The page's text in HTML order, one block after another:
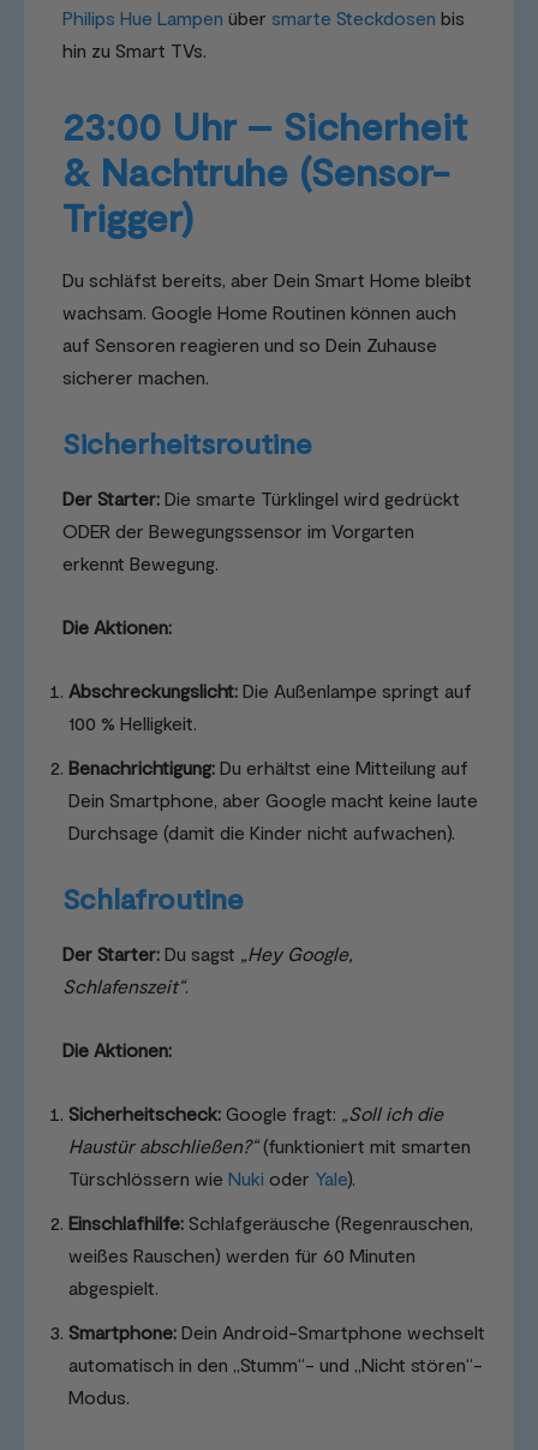
Philips Hue Lampen über smarte Steckdosen bis
hin zu Smart TVs.
23:00 Uhr – Sicherheit
& Nachtruhe (Sensor-
Trigger)
Du schläfst bereits, aber Dein Smart Home bleibt
wachsam. Google Home Routinen können auch
auf Sensoren reagieren und so Dein Zuhause
sicherer machen.
Sicherheitsroutine
Der Starter: Die smarte Türklingel wird gedrückt
ODER der Bewegungssensor im Vorgarten
erkennt Bewegung.
Die Aktionen:
Abschreckungslicht: Die Außenlampe springt auf
100 % Helligkeit.
Benachrichtigung: Du erhältst eine Mitteilung auf
Dein Smartphone, aber Google macht keine laute
Durchsage (damit die Kinder nicht aufwachen).
Schlafroutine
Der Starter: Du sagst „Hey Google,
Schlafenszeit“.
Die Aktionen:
Sicherheitscheck: Google fragt: „Soll ich die
Haustür abschließen?“(funktioniert mit smarten
Türschlössern wie Nuki oder Yale).
Einschlafhilfe: Schlafgeräusche (Regenrauschen,
weißes Rauschen) werden für 60 Minuten
abgespielt.
Smartphone: Dein Android-Smartphone wechselt
automatisch in den „Stumm“- und „Nicht stören“-
Modus.